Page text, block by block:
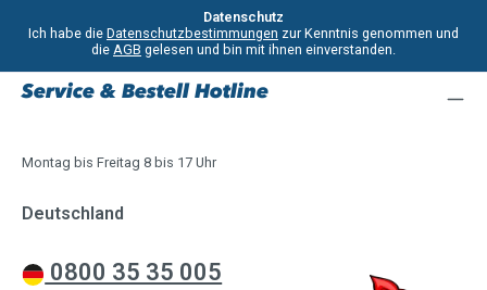
Datenschutz
Ich habe die Datenschutzbestimmungen zur Kenntnis genommen und
die AGB gelesen und bin mit ihnen einverstanden.
Service & Bestell Hotline
Montag bis Freitag 8 bis 17 Uhr
Deutschland
0800 35 35 005